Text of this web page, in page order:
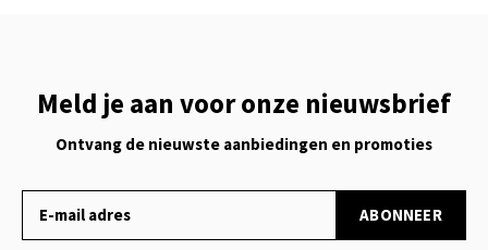
Meld je aan voor onze nieuwsbrief
Ontvang de nieuwste aanbiedingen en promoties
ABONNEER